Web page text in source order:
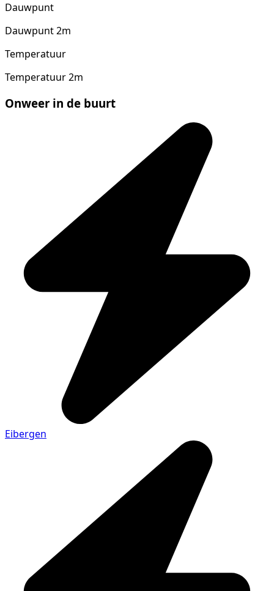
Dauwpunt
Dauwpunt 2m
Temperatuur
Temperatuur 2m
Onweer in de buurt
Eibergen